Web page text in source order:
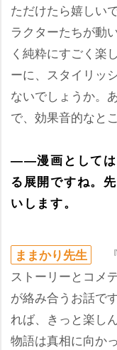
ただけたら嬉しい
ラクターたちが動
く純粋にすごく楽
ーに、スタイリッ
ないでしょうか。
で、効果音的なと
――漫画としては
る展開ですね。
いします。
ままかり先生
ストーリーとコメ
が絡み合うお話で
れば、きっと楽し
物語は真相に向か